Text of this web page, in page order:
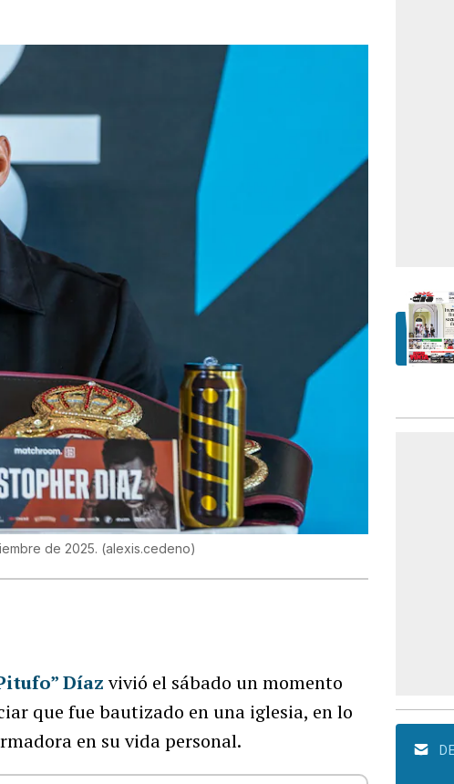
de 2025. (alexis.cedeno)
Díazvivió el sábado un momento
que fue bautizado en una iglesia, en lo
en su vida personal.